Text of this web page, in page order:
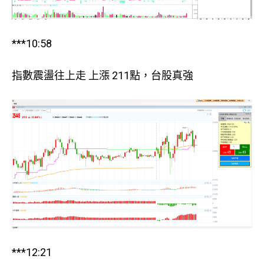
***10:58
指數震盪往上走 上漲 211點，台股真強
***12:21